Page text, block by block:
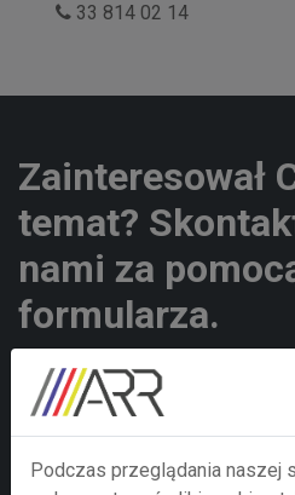
33 814 02 14
Zainteresował
temat?
nami za
formularza.
Twoje imie i nazwisko
Nazwa firmy
Podczas przeglądania naszej